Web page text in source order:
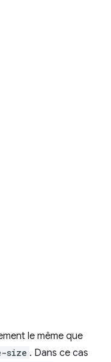
le même que
size . Dans ce cas